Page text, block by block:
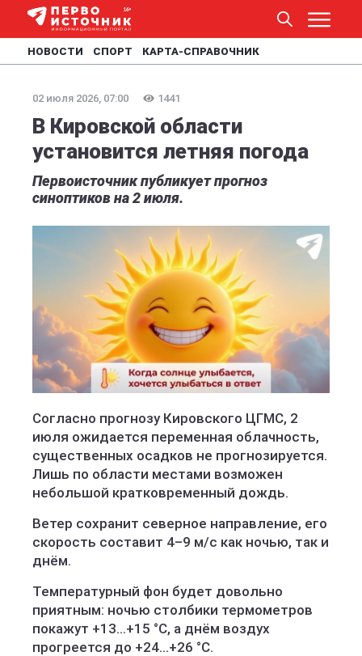
НОВОСТИ СПОРТ КАРТА-СПРАВОЧНИК
02 июля 2026, 07:00 1441
В Кировской области
установится летняя погода
Первоисточник публикует прогноз
синоптиков на 2 июля.
Согласно прогнозу Кировского ЦГМС, 2
июля ожидается переменная облачность,
существенных осадков не прогнозируется.
Лишь по области местами возможен
небольшой кратковременный дождь.
Ветер сохранит северное направление, его
скорость составит 4–9 м/с как ночью, так и
днём.
Температурный фон будет довольно
приятным: ночью столбики термометров
покажут +13…+15 °C, а днём воздух
прогреется до +24…+26 °C.